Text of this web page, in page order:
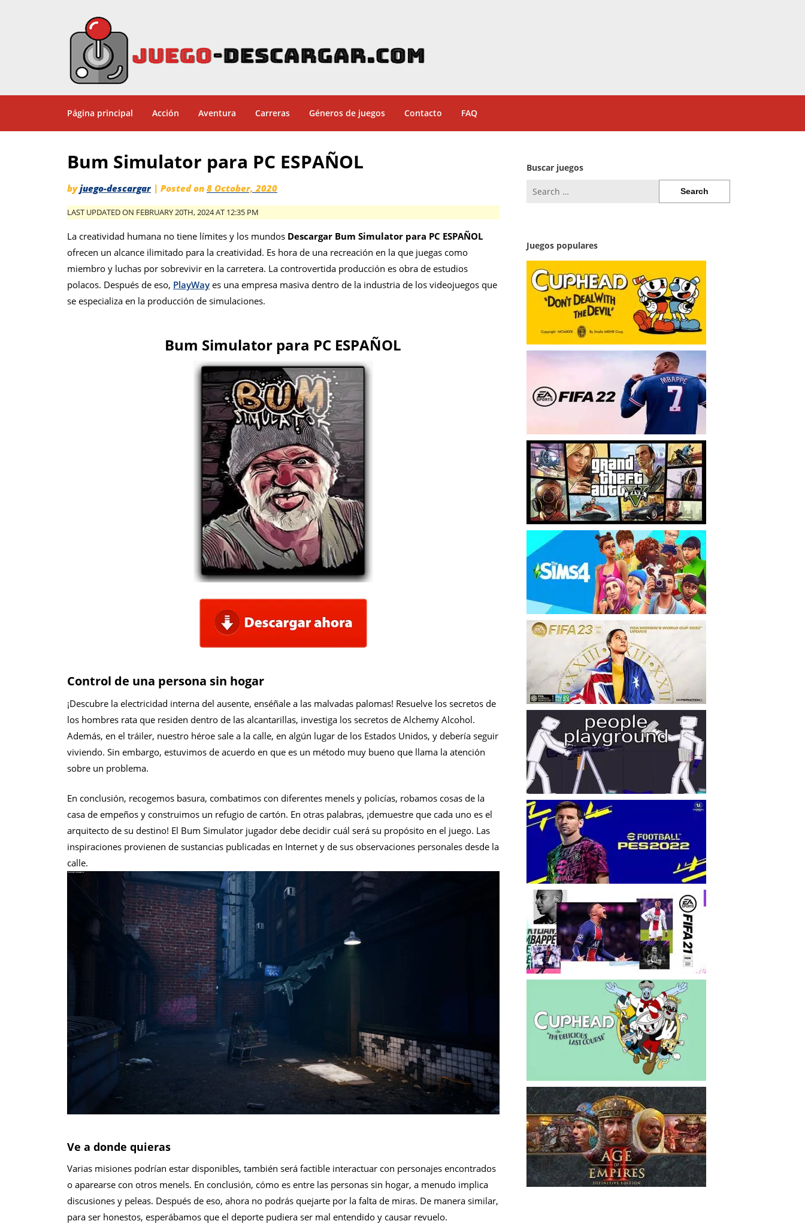
Página principal Acción Aventura Carreras Géneros de juegos Contacto FAQ
Bum Simulator para PC ESPAÑOL
byjuego-descargar | Posted on 8 October, 2020
LAST UPDATED ON FEBRUARY 20TH, 2024 AT 12:35 PM
La creatividad humana no tiene límites y los mundos Descargar Bum Simulator para PC ESPAÑOL
ofrecen un alcance ilimitado para la creatividad. Es hora de una recreación en la que juegas como
miembro y luchas por sobrevivir en la carretera. La controvertida producción es obra de estudios
polacos. Después de eso, PlayWay es una empresa masiva dentro de la industria de los videojuegos que
se especializa en la producción de simulaciones.
Bum Simulator para PC ESPAÑOL
Control de una persona sin hogar
¡Descubre la electricidad interna del ausente, enséñale a las malvadas palomas! Resuelve los secretos de
los hombres rata que residen dentro de las alcantarillas, investiga los secretos de Alchemy Alcohol.
Además, en el tráiler, nuestro héroe sale a la calle, en algún lugar de los Estados Unidos, y debería seguir
viviendo. Sin embargo, estuvimos de acuerdo en que es un método muy bueno que llama la atención
sobre un problema.
En conclusión, recogemos basura, combatimos con diferentes menels y policías, robamos cosas de la
casa de empeños y construimos un refugio de cartón. En otras palabras, ¡demuestre que cada uno es el
arquitecto de su destino! El Bum Simulator jugador debe decidir cuál será su propósito en el juego. Las
inspiraciones provienen de sustancias publicadas en Internet y de sus observaciones personales desde la
calle.
Ve a donde quieras
Varias misiones podrían estar disponibles, también será factible interactuar con personajes encontrados
o aparearse con otros menels. En conclusión, cómo es entre las personas sin hogar, a menudo implica
discusiones y peleas. Después de eso, ahora no podrás quejarte por la falta de miras. De manera similar,
para ser honestos, esperábamos que el deporte pudiera ser mal entendido y causar revuelo.
Buscar juegos
for:
Juegos populares